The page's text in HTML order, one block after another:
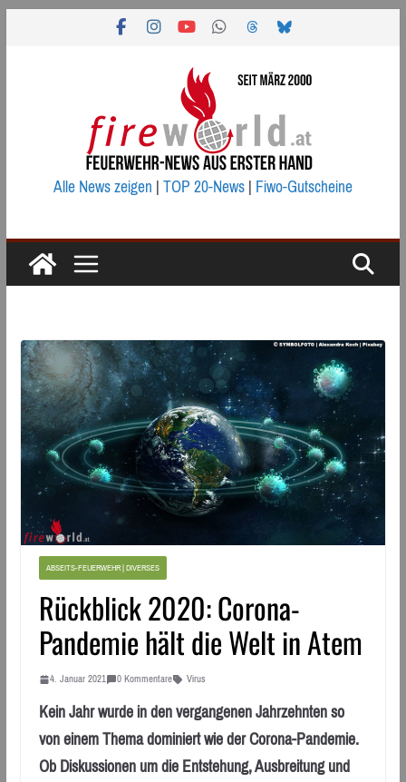
Alle News zeigen|TOP 20-News|Fiwo-Gutscheine
ABSEITS-FEUERWEHR | DIVERSES
Rückblick 2020: Corona-
Pandemie hält die Welt in Atem
4. Januar 2021 0 Kommentare Virus
Kein Jahr wurde in den vergangenen Jahrzehnten so
von einem Thema dominiert wie der Corona-Pandemie.
Ob Diskussionen um die Entstehung, Ausbreitung und